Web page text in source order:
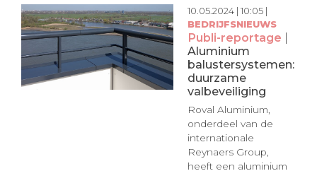
10.05.2024 | 10:05 |
BEDRIJFSNIEUWS
Publi-reportage |
Aluminium
balustersystemen:
duurzame
valbeveiliging
Roval Aluminium,
onderdeel van de
internationale
Reynaers Group,
heeft een aluminium